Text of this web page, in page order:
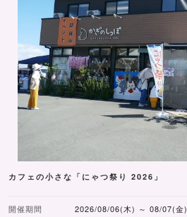
カフェの小さな「にゃつ祭り 2026」
開催期間 2026/08/06(木) ～ 08/07(金)